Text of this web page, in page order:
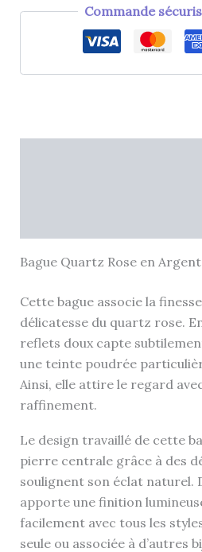
Commande
Bague Quartz Rose en
Cette bague associe la
délicatesse du quartz rose.
reflets doux capte
une teinte poudrée
Ainsi, elle attire le regard
raffinement.
Le design travaillé de cette
pierre centrale grâce à des
soulignent son éclat naturel.
apporte une finition
facilement avec tous les
seule ou associée à d’autres